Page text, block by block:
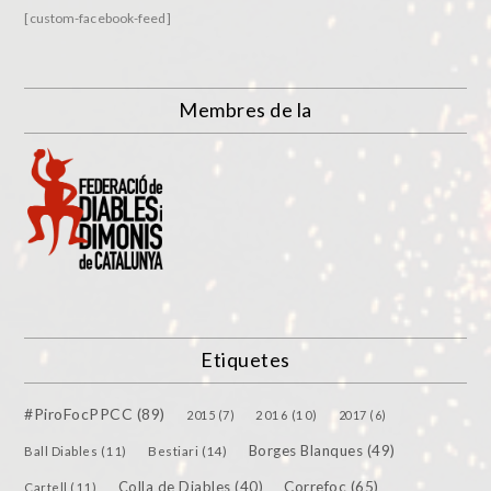
[custom-facebook-feed]
Membres de la
Etiquetes
#PiroFocPPCC (89) 2015 (7) 2016 (10) 2017 (6)
Ball Diables (11) Bestiari (14) Borges Blanques (49)
Cartell (11) Colla de Diables (40) Correfoc (65)